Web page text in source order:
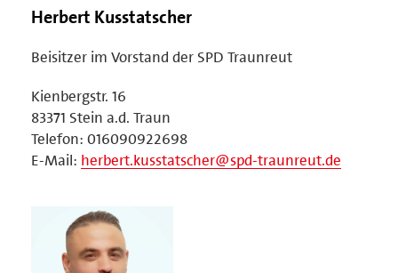
Herbert Kusstatscher
Beisitzer im Vorstand der SPD Traunreut
Kienbergstr. 16
83371 Stein a.d. Traun
Telefon: 016090922698
E-Mail: herbert.kusstatscher@spd-traunreut.de